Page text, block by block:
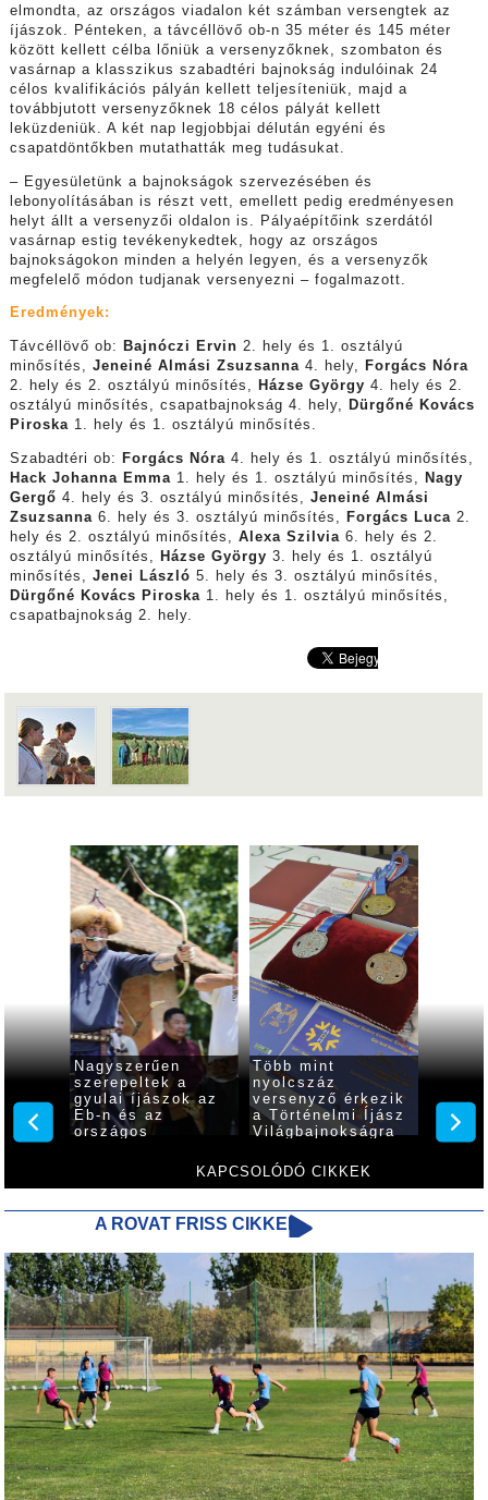
elmondta, az országos viadalon két számban versengtek az
íjászok. Pénteken, a távcéllövő ob-n 35 méter és 145 méter
között kellett célba lőniük a versenyzőknek, szombaton és
vasárnap a klasszikus szabadtéri bajnokság indulóinak 24
célos kvalifikációs pályán kellett teljesíteniük, majd a
továbbjutott versenyzőknek 18 célos pályát kellett
leküzdeniük. A két nap legjobbjai délután egyéni és
csapatdöntőkben mutathatták meg tudásukat.
– Egyesületünk a bajnokságok szervezésében és
lebonyolításában is részt vett, emellett pedig eredményesen
helyt állt a versenyzői oldalon is. Pályaépítőink szerdától
vasárnap estig tevékenykedtek, hogy az országos
bajnokságokon minden a helyén legyen, és a versenyzők
megfelelő módon tudjanak versenyezni – fogalmazott.
Eredmények:
Távcéllövő ob: Bajnóczi Ervin 2.
hely és 1. osztályú
minősítés, Jeneiné Almási Zsuzsanna4. hely,
Forgács Nóra
2. hely és 2. osztályú minősítés,
Házse György 4. hely és 2.
osztályú minősítés, csapatbajnokság 4. hely,
Dürgőné Kovács
Piroska1. hely és 1. osztályú minősítés.
Szabadtéri ob: Forgács Nóra 4. hely és 1. osztályú minősítés,
Hack Johanna Emma 1. hely és 1. osztályú minősítés,
Nagy
Gergő 4. hely és 3. osztályú minősítés, Jeneiné Almási
Zsuzsanna 6. hely és 3. osztályú minősítés, Forgács Luca 2.
hely és 2. osztályú minősítés, Alexa Szilvia 6. hely és 2.
osztályú minősítés,
Házse György 3. hely és 1. osztályú
minősítés, Jenei László 5. hely és 3. osztályú minősítés,
Dürgőné Kovács Piroska 1. hely és 1. osztályú minősítés,
csapatbajnokság 2. hely.
KAPCSOLÓDÓ CIKKEK
Nagyszerűen
szerepeltek a
gyulai íjászok az
Eb-n és az
országos
Több mint
nyolcszáz
versenyző érkezik
a Történelmi Íjász
Világbajnokságra
Íjász
A ROVAT FRISS CIKKEI